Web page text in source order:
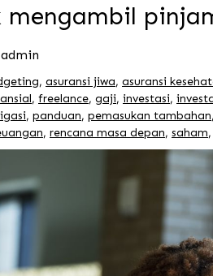
mengambil
admin
, asuransi jiwa, asuransi
, freelance, gaji, investasi,
, panduan, pemasukan tambahan,
, rencana masa depan, saham,